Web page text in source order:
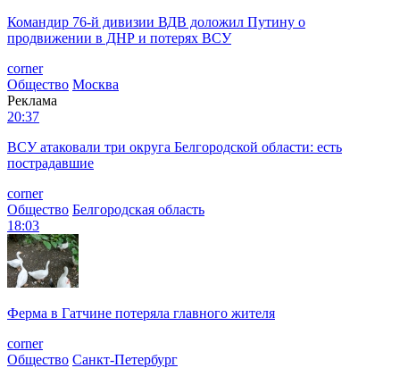
Командир 76-й дивизии ВДВ доложил Путину о
продвижении в ДНР и потерях ВСУ
corner
Общество Москва
Реклама
20:37
ВСУ атаковали три округа Белгородской области: есть
пострадавшие
corner
Общество Белгородская область
18:03
Ферма в Гатчине потеряла главного жителя
corner
Общество Санкт-Петербург